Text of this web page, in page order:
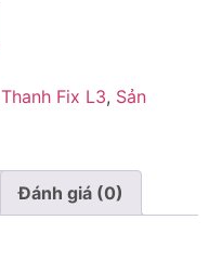
Thanh Fix L3, Sản
Đánh giá (0)